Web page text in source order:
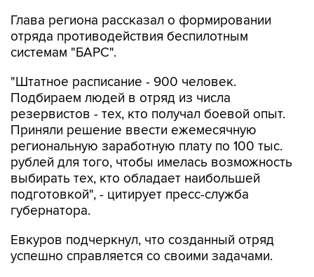
Глава региона рассказал о формировании
отряда противодействия беспилотным
системам "БАРС".
"Штатное расписание - 900 человек.
Подбираем людей в отряд из числа
резервистов - тех, кто получал боевой опыт.
Приняли решение ввести ежемесячную
региональную заработную плату по 100 тыс.
рублей для того, чтобы имелась возможность
выбирать тех, кто обладает наибольшей
подготовкой", - цитирует пресс-служба
губернатора.
Евкуров подчеркнул, что созданный отряд
успешно справляется со своими задачами.